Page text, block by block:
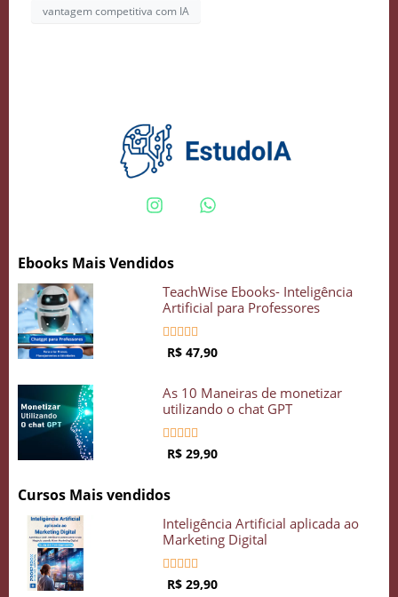
vantagem competitiva com IA
Ebooks Mais Vendidos
TeachWise Ebooks- Inteligência
Artificial para Professores
    
R$ 47,90
As 10 Maneiras de monetizar
utilizando o chat GPT
    
R$ 29,90
Cursos Mais vendidos
Inteligência Artificial aplicada ao
Marketing Digital
    
R$ 29,90